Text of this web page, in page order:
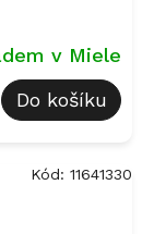
v Miele
Do košíku
Kód: 11641330